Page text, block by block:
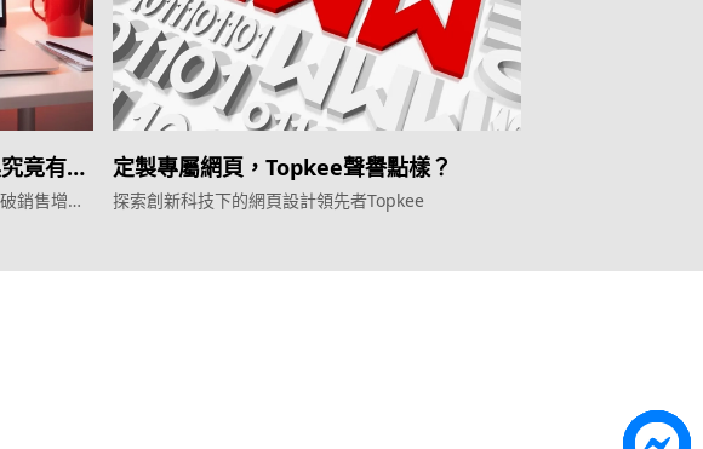
竟有幾
銷售增長
定製專屬網頁，Topkee聲譽點樣？
探索創新科技下的網頁設計領先者Topkee